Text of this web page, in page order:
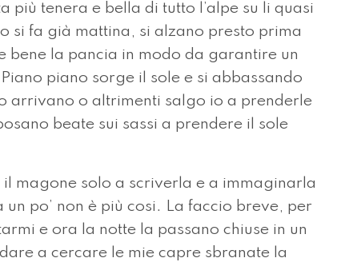
più tenera e bella di tutto l’alpe su li quasi
si fa già mattina, si alzano presto prima
la pancia in modo da garantire un
piano sorge il sole e si abbassando
arrivano o altrimenti salgo io a prenderle
beate sui sassi a prendere il sole
magone solo a scriverla e a immaginarla
po’ non è più cosi. La faccio breve, per
e ora la notte la passano chiuse in un
a cercare le mie capre sbranate la